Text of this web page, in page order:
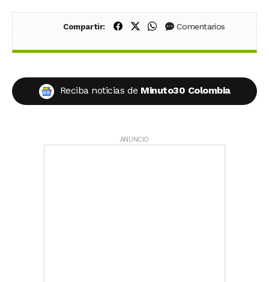
Compartir: Compartir en Facebook
Compartir en X (Twitter)
Compartir en WhatsApp
Comentarios
Reciba noticias de Minuto30 Colombia
ANUNCIO